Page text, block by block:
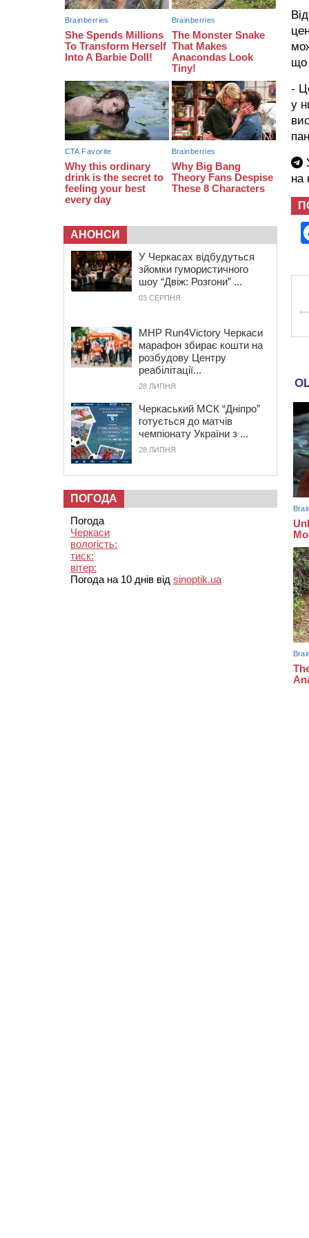
що
-
у
на
09:42 “Черкасиводоканал” пропонує
підвищити тарифи на воду та
водовідведення з 2027 року
АНОНСИ
У Черкасах відбудуться
зйомки гумористичного
шоу “Двіж: Розгони” ...
03 СЕРПНЯ
MHP Run4Victory Черкаси
марафон збирає кошти на
розбудову Центру
реабілітації...
28 ЛИПНЯ
Черкаський МСК “Дніпро”
готується до матчів
чемпіонату України з ...
28 ЛИПНЯ
ПОГОДА
Погода
Черкаси
вологість:
тиск:
вітер:
Погода на 10 днів від sinoptik.ua